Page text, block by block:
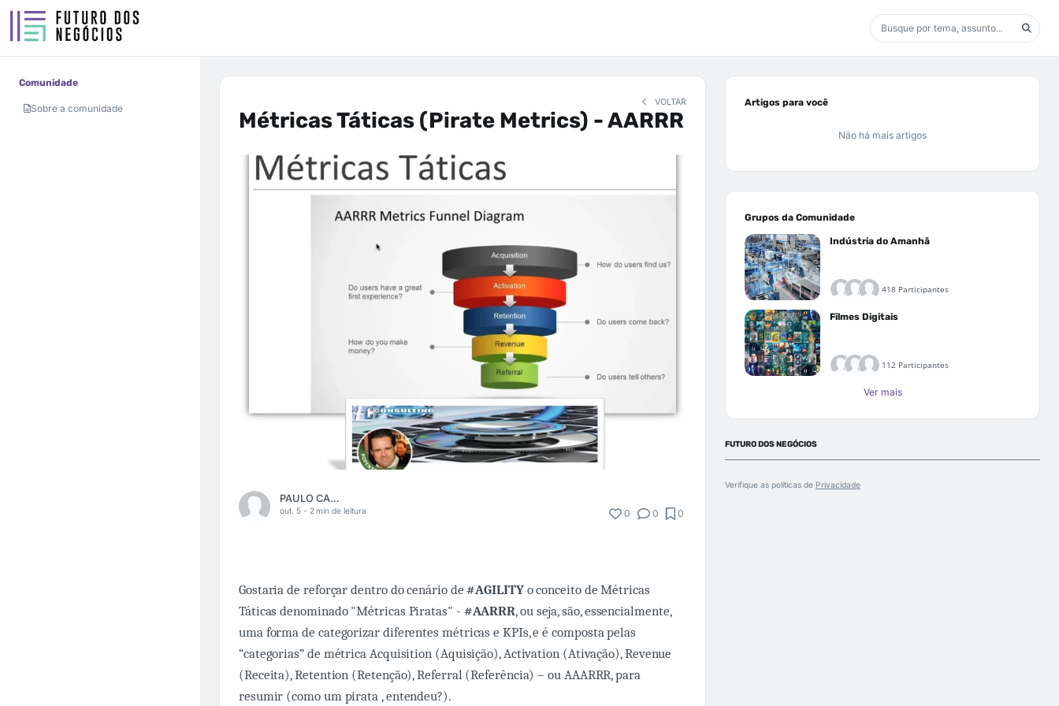
Comunidade
Sobre a comunidade
VOLTAR
Métricas Táticas (Pirate Metrics) - AARRR
PAULO CARMO
out. 5 - 2 min de leitura 0 0 0
Gostaria de reforçar dentro do cenário de#AGILITYo conceito de Métricas
Táticas denominado "Métricas Piratas" - #AARRR, ou seja, são, essencialmente,
uma forma de categorizar diferentes métricas e KPIs, e é composta pelas
“categorias” de métrica Acquisition (Aquisição), Activation (Ativação), Revenue
(Receita), Retention (Retenção), Referral (Referência) – ou AAARRR, para
resumir (como um pirata , entendeu?).
Artigos para você
Não há mais artigos
Grupos da Comunidade
Indústria do Amanhã
418 Participantes
Filmes Digitais
112 Participantes
Ver mais
FUTURO DOS NEGÓCIOS
Verifique as políticas de Privacidade